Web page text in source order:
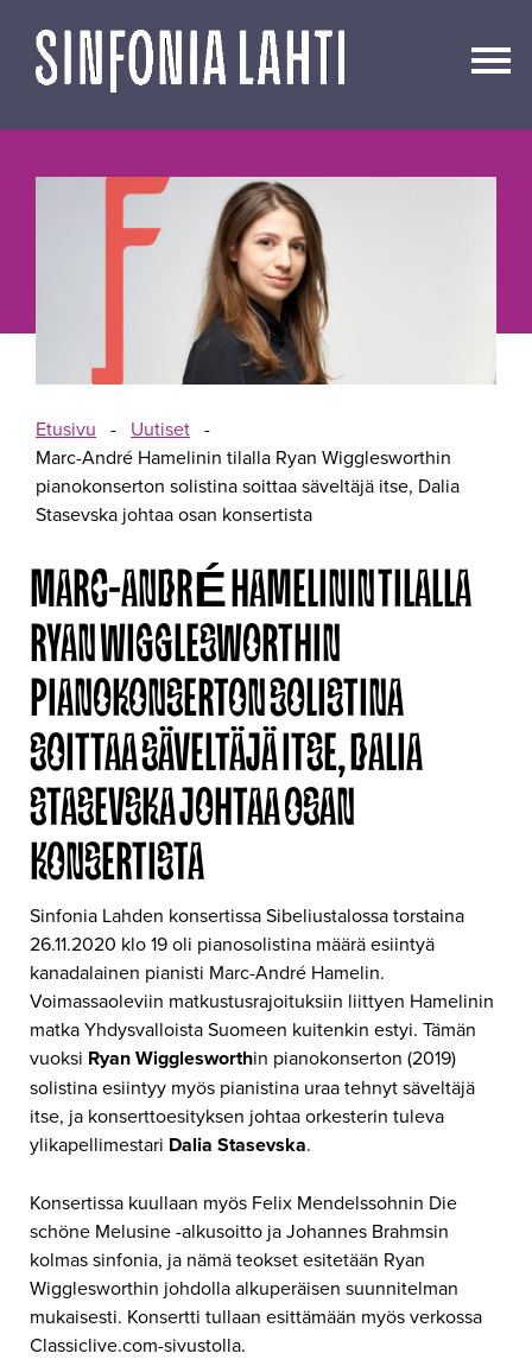
sisältöön
Etusivu - Uutiset -
Marc-André Hamelinin tilalla Ryan Wigglesworthin
pianokonserton solistina soittaa säveltäjä itse, Dalia
Stasevska johtaa osan konsertista
MARC-ANDRÉ HAMELININ TILALLA
RYAN WIGGLESWORTHIN
PIANOKONSERTON SOLISTINA
SOITTAA SÄVELTÄJÄ ITSE, DALIA
STASEVSKA JOHTAA OSAN
KONSERTISTA
Sinfonia Lahden konsertissa Sibeliustalossa torstaina
26.11.2020 klo 19 oli pianosolistina määrä esiintyä
kanadalainen pianisti Marc-André Hamelin.
Voimassaoleviin matkustusrajoituksiin liittyen Hamelinin
matka Yhdysvalloista Suomeen kuitenkin estyi. Tämän
vuoksi Ryan Wigglesworthin pianokonserton (2019)
solistina esiintyy myös pianistina uraa tehnyt säveltäjä
itse, ja konserttoesityksen johtaa orkesterin tuleva
ylikapellimestari Dalia Stasevska.
Konsertissa kuullaan myös Felix Mendelssohnin Die
schöne Melusine -alkusoitto ja Johannes Brahmsin
kolmas sinfonia, ja nämä teokset esitetään Ryan
Wigglesworthin johdolla alkuperäisen suunnitelman
mukaisesti. Konsertti tullaan esittämään myös verkossa
Classiclive.com-sivustolla.